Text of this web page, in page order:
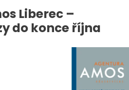
Liberec –
do konce října